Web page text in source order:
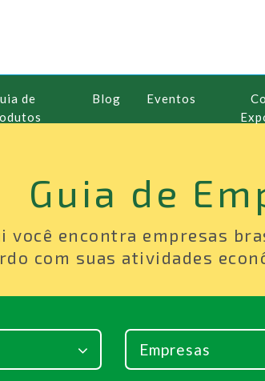
de
Blog Eventos
Guia de
você encontra empresas
com suas atividades